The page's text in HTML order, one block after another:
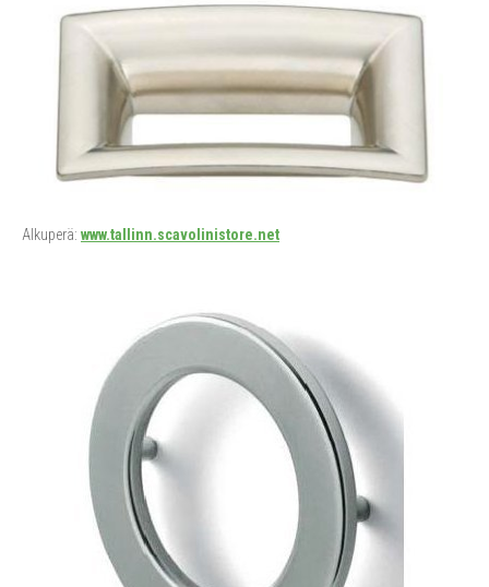
Alkuperä: www.tallinn.scavolinistore.net